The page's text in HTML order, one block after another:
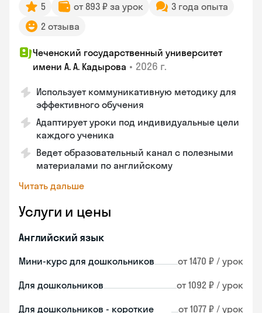
5 от 893 ₽ за урок
3 года опыта
2 отзыва
Чеченский государственный университет
имени А. А. Кадырова • 2026 г.
Использует коммуникативную методику для
эффективного обучения
Адаптирует уроки под индивидуальные цели
каждого ученика
Ведет образовательный канал с полезными
материалами по английскому
Читать дальше
Услуги и цены
Английский язык
Мини-курс для дошкольников от 1470 ₽ / урок
Для дошкольников от 1092 ₽ / урок
Для дошкольников - короткие
от 1077 ₽ / урок